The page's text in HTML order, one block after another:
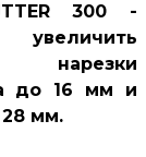
300 -
увеличить
нарезки
до 16 мм и
мм.